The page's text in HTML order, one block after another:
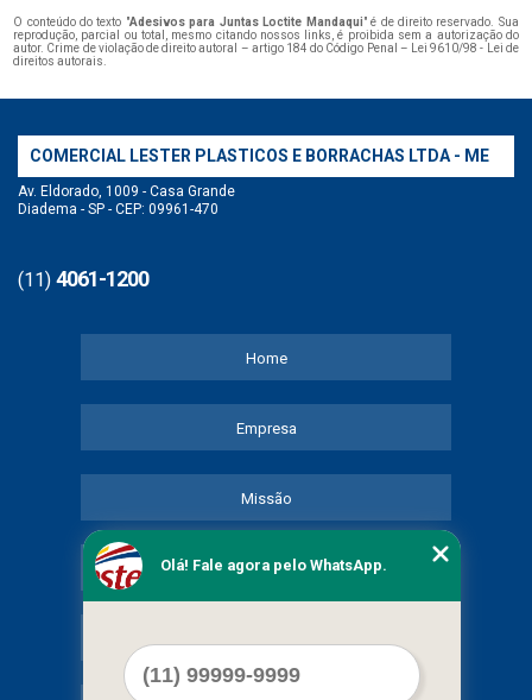
O conteúdo do texto "Adesivos para Juntas Loctite Mandaqui" é de direito reservado. Sua
reprodução, parcial ou total, mesmo citando nossos links, é proibida sem a autorização do
autor. Crime de violação de direito autoral – artigo 184 do Código Penal –
Lei 9610/98 - Lei de
direitos autorais
COMERCIAL LESTER PLASTICOS E BORRACHAS LTDA - ME
Av. Eldorado, 1009 - Casa Grande
Diadema - SP - CEP: 09961-470
(11) 4061-1200
Home
Empresa
Missão
Serviços
Olá! Fale agora pelo WhatsApp.